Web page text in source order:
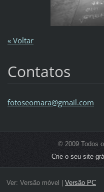
« Voltar
Contatos
fotoseomara@gmail.com
© 2009 Todos
Crie o seu site
Ver: Versão móvel Versão PC